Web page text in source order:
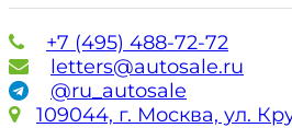
+7 (495) 488-72-72
letters@autosale.ru
@ru_autosale
109044, г. Москва, ул.